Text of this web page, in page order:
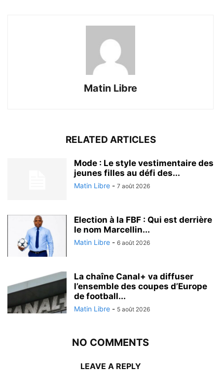
Matin Libre
RELATED ARTICLES
Mode : Le style vestimentaire des
jeunes filles au défi des...
Matin Libre - 7 août 2026
Election à la FBF : Qui est derrière
le nom Marcellin...
Matin Libre - 6 août 2026
La chaîne Canal+ va diffuser
l’ensemble des coupes d’Europe
de football...
Matin Libre - 5 août 2026
NO COMMENTS
LEAVE A REPLY